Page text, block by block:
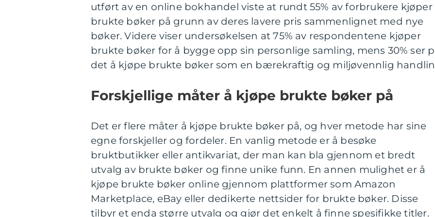
utført av en online bokhandel viste at rundt 55% av forbrukere kjøper
brukte bøker på grunn av deres lavere pris sammenlignet med nye
bøker. Videre viser undersøkelsen at 75% av respondentene kjøper
brukte bøker for å bygge opp sin personlige samling, mens 30% ser
det å kjøpe brukte bøker som en bærekraftig og miljøvennlig
Forskjellige måter å kjøpe brukte bøker på
Det er flere måter å kjøpe brukte bøker på, og hver metode har sine
egne forskjeller og fordeler. En vanlig metode er å besøke
bruktbutikker eller antikvariat, der man kan bla gjennom et bredt
utvalg av brukte bøker og finne unike funn. En annen mulighet er å
kjøpe brukte bøker online gjennom plattformer som Amazon
Marketplace, eBay eller dedikerte nettsider for brukte bøker. Disse
tilbyr et enda større utvalg og gjør det enkelt å finne spesifikke titler.